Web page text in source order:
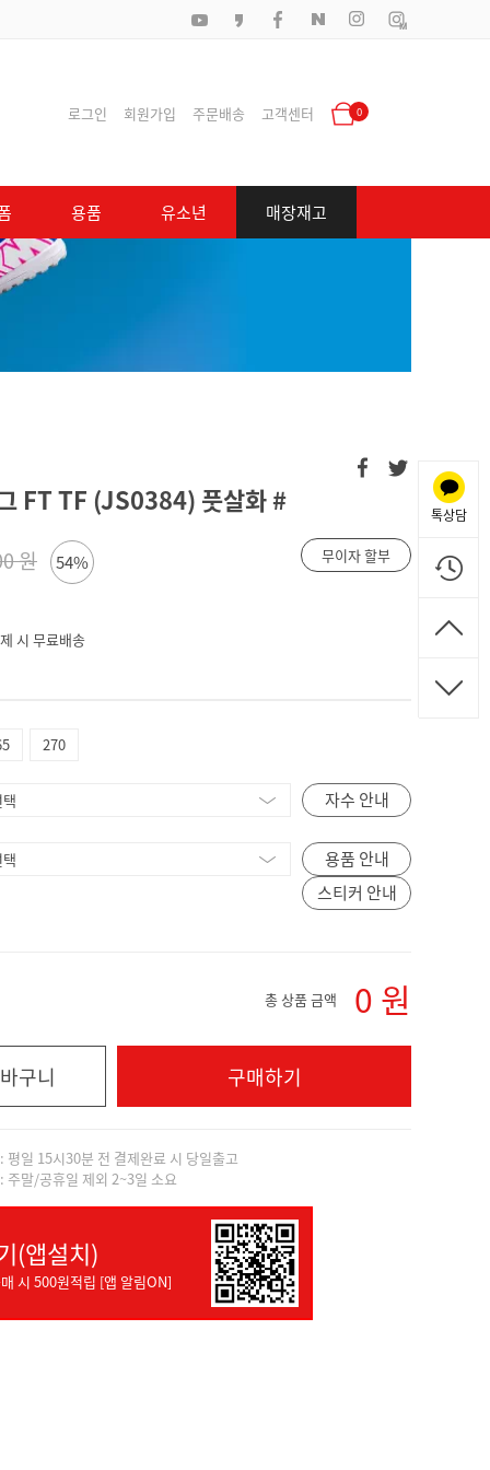
로그인 회원가입 주문배송 고객센터 0
용품 유소년 매장재고
FT TF (JS0384) 풋살화 #
원 54% 무이자 할부
시 무료배송
270
자수 안내
용품 안내
스티커 안내
총 상품 금액 0 원
구니 구매하기
평일 15시30분 전 결제완료 시 당일출고
주말/공휴일 제외 2~3일 소요
(앱설치)
시 500원적립 [앱 알림ON]
톡상담